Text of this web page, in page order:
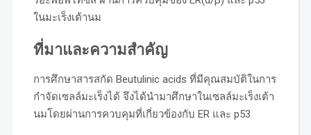
ในมะเร็งเต้านม
ที่มาและความสำคัญ
การศึกษาสารสกัด Beutulinic acids ที่มีคุณสมบัติในการ
กำจัดเซลล์มะเร็งได้ จึงได้นำมาศึกษาในเซลล์มะเร็งเต้า
นมโดยผ่านการควบคุมที่เกี่ยวข้องกับ ER และ p53